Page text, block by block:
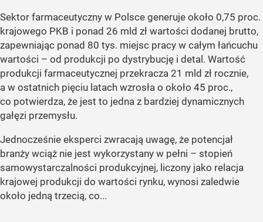
Sektor farmaceutyczny w Polsce generuje około 0,75 proc.
krajowego PKB i ponad 26 mld zł wartości dodanej brutto,
zapewniając ponad 80 tys. miejsc pracy w całym łańcuchu
wartości – od produkcji po dystrybucję i detal. Wartość
produkcji farmaceutycznej przekracza 21 mld zł rocznie,
a w ostatnich pięciu latach wzrosła o około 45 proc.,
co potwierdza, że jest to jedna z bardziej dynamicznych
gałęzi przemysłu.
Jednocześnie eksperci zwracają uwagę, że potencjał
branży wciąż nie jest wykorzystany w pełni – stopień
samowystarczalności produkcyjnej, liczony jako relacja
krajowej produkcji do wartości rynku, wynosi zaledwie
około jedną trzecią, co...